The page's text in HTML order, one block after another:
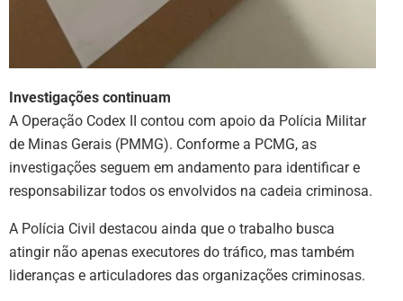
Investigações continuam
A Operação Codex II contou com apoio da Polícia Militar
de Minas Gerais (PMMG). Conforme a PCMG, as
investigações seguem em andamento para identificar e
responsabilizar todos os envolvidos na cadeia criminosa.
A Polícia Civil destacou ainda que o trabalho busca
atingir não apenas executores do tráfico, mas também
lideranças e articuladores das organizações criminosas.